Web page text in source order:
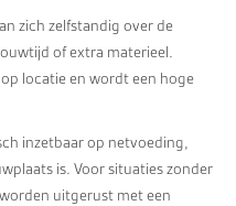
zich zelfstandig over de
of extra materieel.
locatie en wordt een hoge
inzetbaar op netvoeding,
is. Voor situaties zonder
uitgerust met een